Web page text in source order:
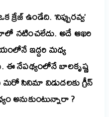
ఉండేది. ‘నిప్పురవ్వ’
నటించలేదు. అదే ఆఖరి
ఇద్దరి మధ్య
ఈ నేపథ్యంలోనే బాలకృష్ణ
సినిమా విడుదలకు గ్రీన్
అనుకుంటున్నారా ?